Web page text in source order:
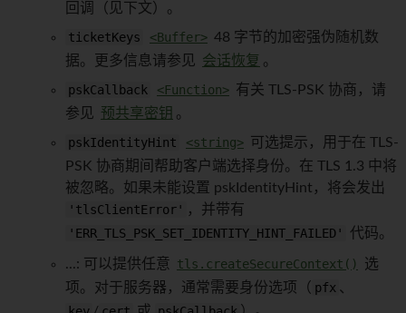
回调（见下文）。
ticketKeys
<Buffer> 48 字节的加密强伪随机数
据。更多信息请参见 会话恢复 。
pskCallback
<Function> 有关 TLS-PSK 协商，请
参见 预共享密钥 。
pskIdentityHint
<string>
可选提示，用于在 TLS-
PSK 协商期间帮助客户端选择身份。在 TLS 1.3 中将
被忽略。如果未能设置 pskIdentityHint，将会发出
'tlsClientError' ，并带有
'ERR_TLS_PSK_SET_IDENTITY_HINT_FAILED'
代码。
...: 可以提供任意 tls.createSecureContext()
选
项。对于服务器，通常需要身份选项（ pfx 、